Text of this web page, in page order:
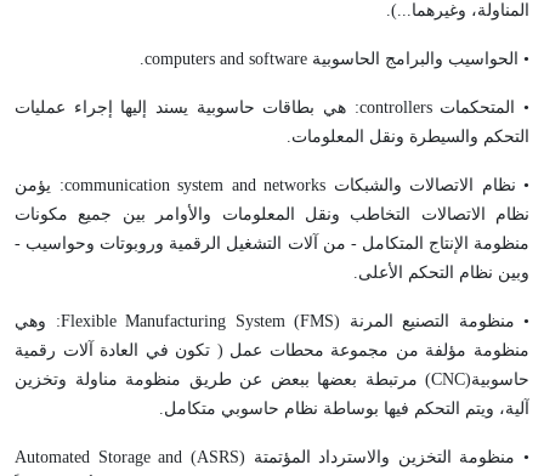
المناولة، وغيرهما...).
• الحواسيب والبرامج الحاسوبية computers and software
.
• المتحكماتcontrollers: هي بطاقات حاسوبية يسند إليها إجراء عمليات
التحكم والسيطرة ونقل المعلومات.
• نظام الاتصالات والشبكات communication system and networks: يؤمن
نظام الاتصالات التخاطب ونقل المعلومات والأوامر بين جميع مكونات
منظومة الإنتاج المتكامل - من آلات التشغيل الرقمية وروبوتات وحواسيب -
وبين نظام التحكم الأعلى.
• منظومة التصنيع المرنة (FMS
)
Flexible Manufacturing System: وهي
منظومة مؤلفة من مجموعة محطات عمل ( تكون في العادة آلات رقمية
حاسوبية(CNC) مرتبطة بعضها ببعض عن طريق منظومة مناولة وتخزين
آلية، ويتم التحكم فيها بوساطة نظام حاسوبي متكامل.
• منظومة التخزين والاسترداد المؤتمتة (ASRS
)
Automated Storage and